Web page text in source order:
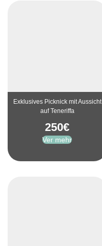
Exklusives Picknick mit Aussicht
auf Teneriffa
250€
Ver mehr